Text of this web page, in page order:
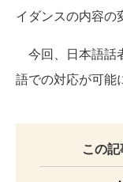
イダンスの内容の
今回、日本語話
語での対応が可能
この